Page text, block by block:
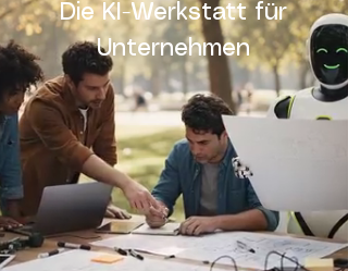
Die KI-Werkstatt für
Unternehmen